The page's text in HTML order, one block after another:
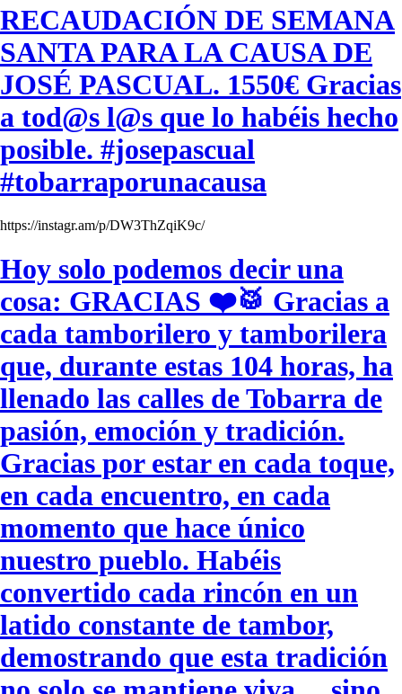
RECAUDACIÓN DE SEMANA
SANTA PARA LA CAUSA DE
JOSÉ PASCUAL. 1550€ Gracias
a tod@s l@s que lo habéis hecho
posible. #josepascual
#tobarraporunacausa
https://instagr.am/p/DW3ThZqiK9c/
Hoy solo podemos decir una
cosa: GRACIAS ❤️🥁 Gracias a
cada tamborilero y tamborilera
que, durante estas 104 horas, ha
llenado las calles de Tobarra de
pasión, emoción y tradición.
Gracias por estar en cada toque,
en cada encuentro, en cada
momento que hace único
nuestro pueblo. Habéis
convertido cada rincón en un
latido constante de tambor,
demostrando que esta tradición